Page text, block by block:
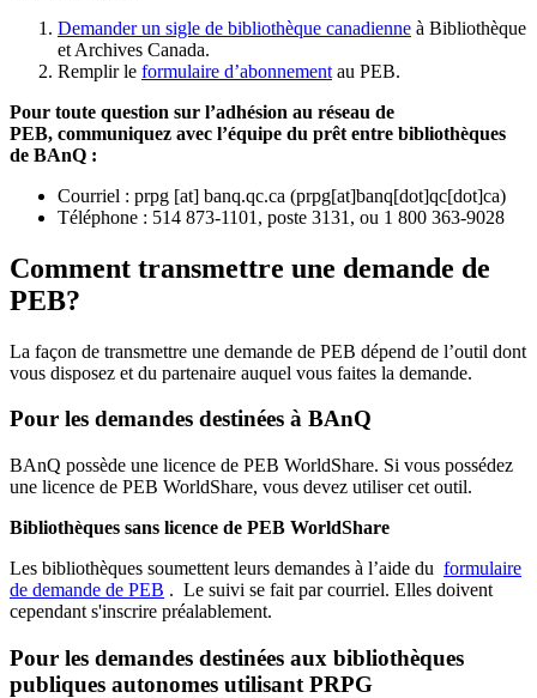
Demander un sigle de bibliothèque canadienne à Bibliothèque
et Archives Canada.
Remplir le formulaire d’abonnement au PEB.
Pour toute question sur l’adhésion au réseau de
PEB, communiquez avec l’équipe du prêt entre bibliothèques
de BAnQ :
Courriel : prpg [at] banq.qc.ca (prpg[at]banq[dot]qc[dot]ca)
Téléphone : 514 873-1101, poste 3131, ou 1 800 363-9028
Comment transmettre une demande de
PEB?
La façon de transmettre une demande de PEB dépend de l’outil dont
vous disposez et du partenaire auquel vous faites la demande.
Pour les demandes destinées à BAnQ
BAnQ possède une licence de PEB WorldShare. Si vous possédez
une licence de PEB WorldShare, vous devez utiliser cet outil.
Bibliothèques sans licence de PEB WorldShare
Les bibliothèques soumettent leurs demandes à l’aide du formulaire
de demande de PEB . Le suivi se fait par courriel. Elles doivent
cependant s'inscrire préalablement.
Pour les demandes destinées aux bibliothèques
publiques autonomes utilisant PRPG